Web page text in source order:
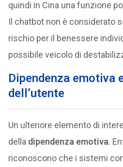
quindi in Cina una funzione
Il chatbot non è considerato
rischio per il benessere
possibile veicolo di
Dipendenza emotiva
dell’utente
Un ulteriore elemento di
della dipendenza emotiva.
riconoscono che i sistemi